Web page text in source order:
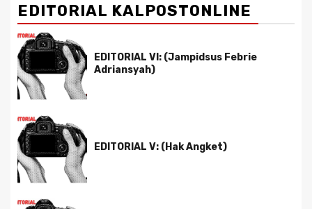
EDITORIAL KALPOSTONLINE
EDITORIAL VI: (Jampidsus Febrie
Adriansyah)
EDITORIAL V: (Hak Angket)